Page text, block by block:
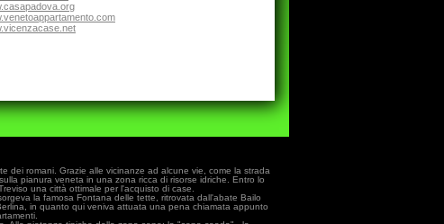
dei romani. Grazie alle vicinanze ad alcune vie, come la strada
pianura veneta in una zona ricca di risorse idriche. Entro lo
una città ottimale per l'acquisto di case.
la famosa Fontana delle tette, ritrovata dall'abate Bailo
in quanto qui veniva attuata una pena chiamata appunto